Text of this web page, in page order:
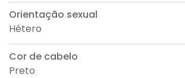
Orientação sexual
Hétero
Cor de cabelo
Preto